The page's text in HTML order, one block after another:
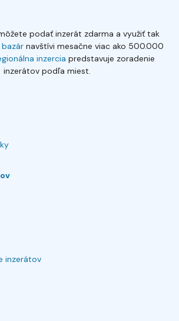
podať inzerát zdarma a využiť tak
bazárnavštívi mesačne viac ako 500.000
inzercia predstavuje zoradenie
inzerátov podľa miest.
inzerátov